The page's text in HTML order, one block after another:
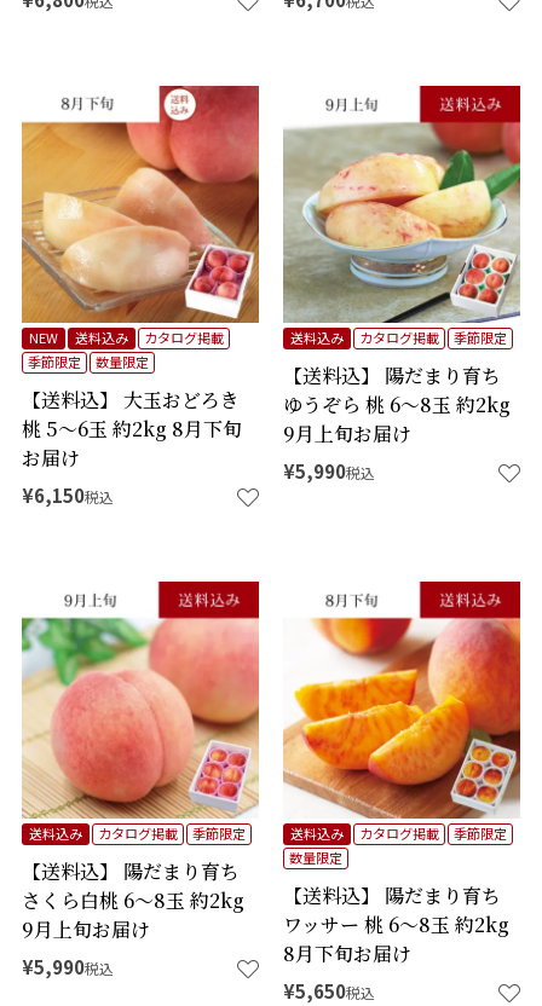
【送料込】 大玉おどろき
桃 5～6玉 約2kg 8月下旬
お届け
NEW 送料込み
カタログ掲載
季節限定
数量限定
¥6,150税込
【送料込】 陽だまり育ち
ゆうぞら 桃 6～8玉 約2kg
9月上旬お届け
送料込み カタログ掲載 季節限定
¥5,990税込
【送料込】 陽だまり育ち
さくら白桃 6～8玉 約2kg
9月上旬お届け
送料込み カタログ掲載 季節限定
¥5,990税込
【送料込】 陽だまり育ち
ワッサー 桃 6～8玉 約2kg
8月下旬お届け
送料込み カタログ掲載
季節限定
数量限定
¥5,650税込